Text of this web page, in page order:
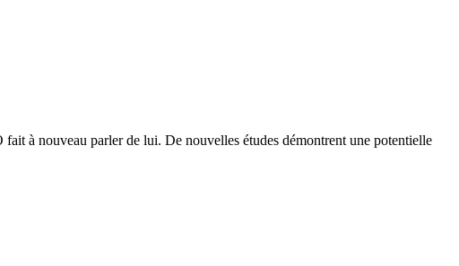
à nouveau parler de lui. De nouvelles études démontrent une potentielle